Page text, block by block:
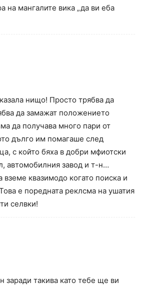
на мангалите вика „да ви еба
нищо! Просто трябва да
да замажат положението
да получава много пари от
дълго им помагаше след
с който бяха в добри мфиотски
автомобилния завод и т-н…
квазимодо когато поиска и
е поредната реклсма на ушатия
селвки!
заради такива като тебе ще ви